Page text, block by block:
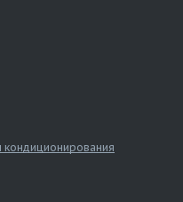
кондиционирования